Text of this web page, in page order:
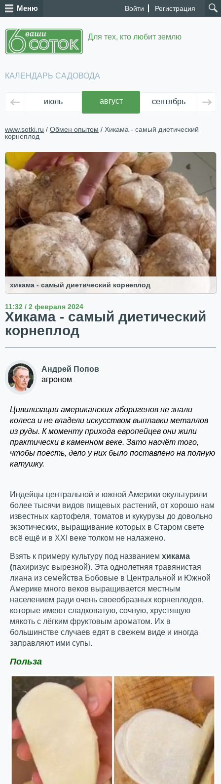
Войти Регистрация
Меню
Для тех, кто любит землю
КАЛЕНДАРЬ САДОВОДА
июль август сентябрь
www.sotki.ru / Обмен опытом / Хикама - самый диетический
корнеплод
хикама - самый диетический корнеплод
11:32 / 2 февраля 2024
Хикама - самый диетический
корнеплод
Андрей Попов
агроном
Цивилизации американских аборигенов не знали
колеса и не владели искусством выплавки металлов
из руды. К моменту прихода европейцев они жили
практически в каменном веке. Зато насчёт того,
чтобы поесть, дело у них было поставлено на полную
катушку.
Индейцы центральной и южной Америки окультурили
более тысячи видов пищевых растений, от хорошо нам
известных картофеля, томатов и кукурузы до довольно
экзотических, выращивание которых в Старом свете
всё ещё и в ХХI веке толком не налажено.
Взять к примеру культуру под названием хикама
(пахиризус вырезной). Эта однолетняя травянистая
лиана из семейства Бобовые в Центральной и Южной
Америке много веков выращивается местным
населением ради очень своеобразных корнеплодов,
которые имеют сладковатую, сочную, хрустящую
мякоть с лёгким фруктовым ароматом. Их в
большинстве случаев едят в свежем виде и иногда
заправляют ими супы.
Польза